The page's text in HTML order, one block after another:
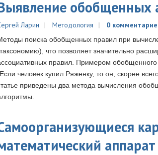
обобщенных
Ларин Методология 0
поиска обобщенных правил при
что позволяет значительно
правил. Примером обобщенного
человек купил Ряженку, то он, скорее
приведены два метода вычисления
аппарат